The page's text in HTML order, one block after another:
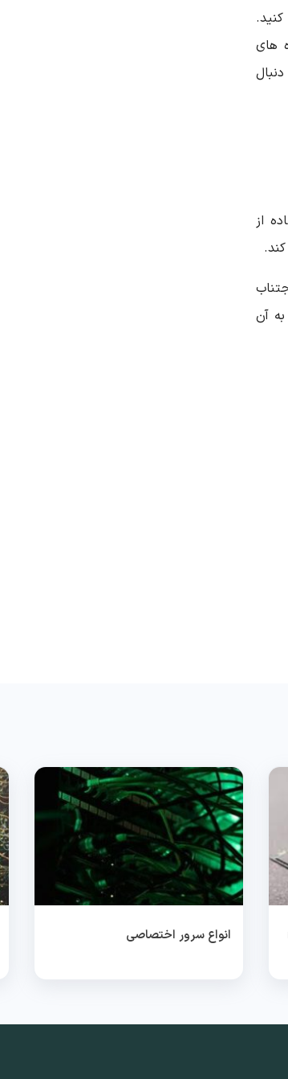
های
از
آن
انواع سرور اختصاصی